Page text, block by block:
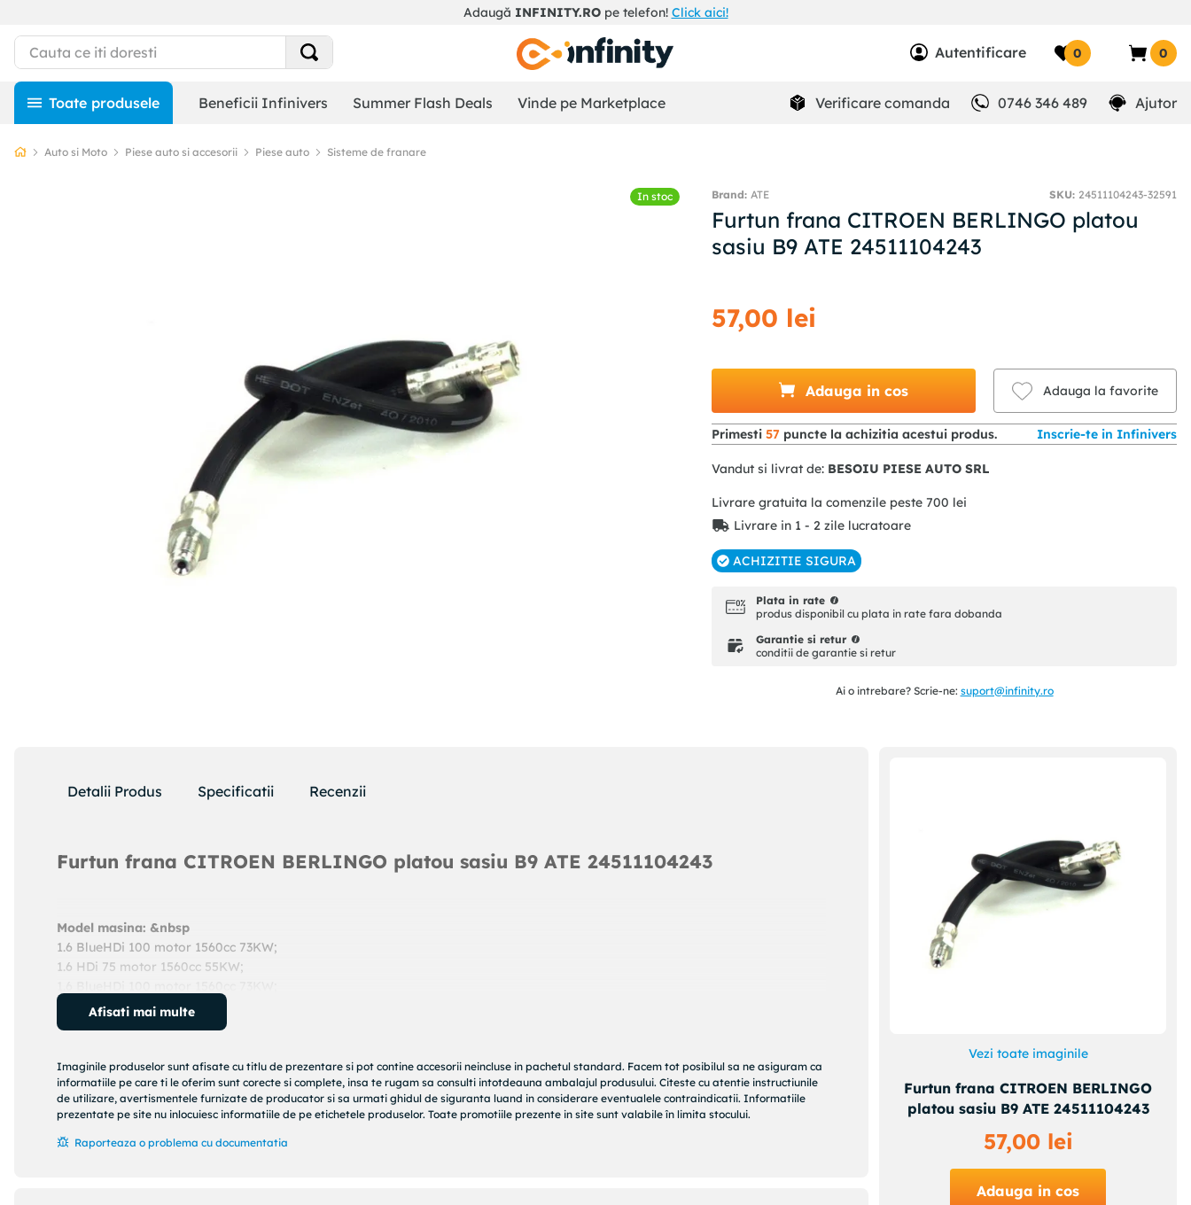
Adaugă INFINITY.ROpe telefon! Click aici!
Autentificare 0 0
Beneficii Infinivers Summer Flash Deals Vinde pe Marketplace Verificare comanda 0746 346 489 Ajutor
Auto si Moto Piese auto si accesorii Piese auto Sisteme de franare
In stoc ATE SKU: 24511104243-32591
Furtun frana CITROEN BERLINGO platou
sasiu B9 ATE 24511104243
57,00 lei
Adauga in cos Adauga la favorite
Primesti57 puncte la achizitia acestui produs. Inscrie-te in Infinivers
Vandut si livrat de: BESOIU PIESE AUTO SRL
Livrare gratuita la comenzile peste 700 lei
Livrare in 1 - 2 zile lucratoare
ACHIZITIE SIGURA
Plata in rate
produs disponibil cu plata in rate fara dobanda
Garantie si retur
conditii de garantie si retur
Ai o intrebare? Scrie-ne: suport@infinity.ro
Detalii Produs Specificatii Recenzii
Furtun frana CITROEN BERLINGO platou sasiu B9 ATE 24511104243
Model masina: &nbsp
1.6 BlueHDi 100 motor 1560cc 73KW;
1.6 HDi 75 motor 1560cc 55KW;
An: 2014 - prezent
Cod produs:
Denumire produs:Furtun frana
Specificatii produs:
Lungime [mm] : 424,6
Filet exterior [mm] : M10x1
Afisati mai multe
Imaginile produselor sunt afisate cu titlu de prezentare si pot contine accesorii neincluse in pachetul standard. Facem tot posibilul sa ne asiguram ca
informatiile pe care ti le oferim sunt corecte si complete, insa te rugam sa consulti intotdeauna ambalajul produsului. Citeste cu atentie instructiunile
de utilizare, avertismentele furnizate de producator si sa urmati ghidul de siguranta luand in considerare eventualele contraindicatii. Informatiile
prezentate pe site nu inlocuiesc informatiile de pe etichetele produselor. Toate promotiile prezente in site sunt valabile în limita stocului.
Raporteaza o problema cu documentatia
Vezi toate imaginile
Furtun frana CITROEN BERLINGO
platou sasiu B9 ATE 24511104243
57,00 lei
Adauga in cos